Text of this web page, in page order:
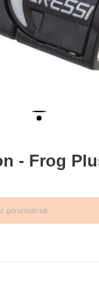
- Frog
görüntülendi